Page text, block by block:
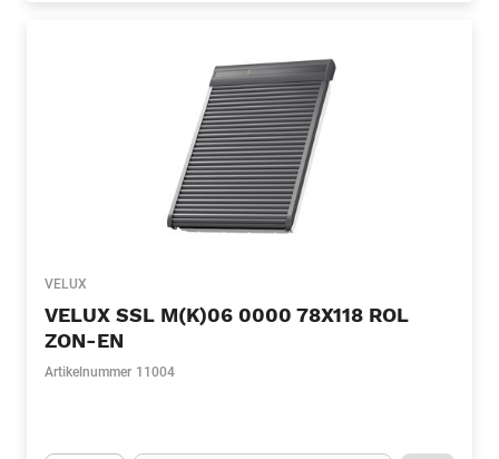
VELUX
VELUX SSL M(K)06 0000 78X118 ROL
ZON-EN
Artikelnummer 11004